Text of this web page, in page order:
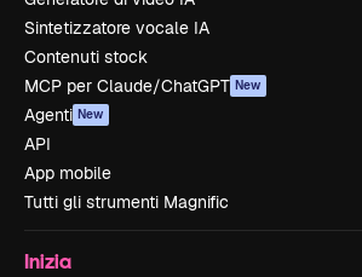
Sintetizzatore vocale IA
Contenuti stock
MCP per Claude/ChatGPT New
Agenti New
API
App mobile
Tutti gli strumenti Magnific
Inizia